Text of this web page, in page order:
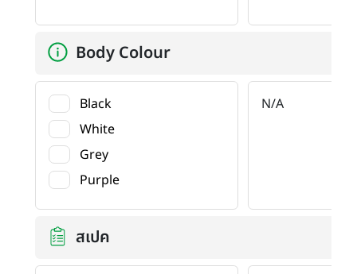
Body Colour
Black
White
Grey
Purple
N/A
สเปค